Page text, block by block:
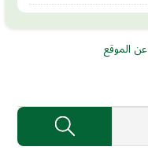
عن الموقع